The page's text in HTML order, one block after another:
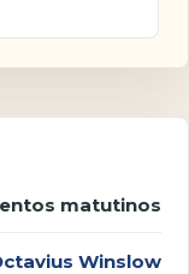
matutinos
Winslow